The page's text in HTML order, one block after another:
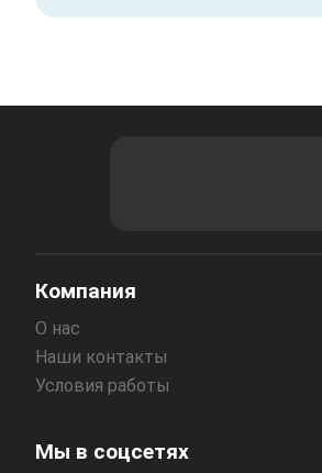
Компания
О нас
Наши контакты
Условия работы
Мы в соцсетях